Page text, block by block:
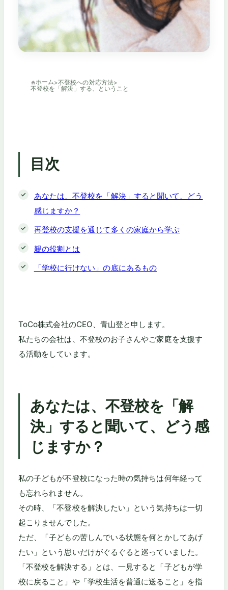
ホーム>不登校への対応方法>
不登校を「解決」する、ということ
目次
あなたは、不登校を「解決」すると聞いて、どう
感じますか？
再登校の支援を通じて多くの家庭から学ぶ
親の役割とは
「学校に行けない」の底にあるもの
ToCo株式会社のCEO、青山登と申します。
私たちの会社は、不登校のお子さんやご家庭を支援す
る活動をしています。
あなたは、不登校を「解
決」すると聞いて、どう感
じますか？
私の子どもが不登校になった時の気持ちは何年経って
も忘れられません。
その時、「不登校を解決したい」という気持ちは一切
起こりませんでした。
ただ、「子どもの苦しんでいる状態を何とかしてあげ
たい」という思いだけがぐるぐると巡っていました。
「不登校を解決する」とは、一見すると「子どもが学
校に戻ること」や「学校生活を普通に送ること」を指